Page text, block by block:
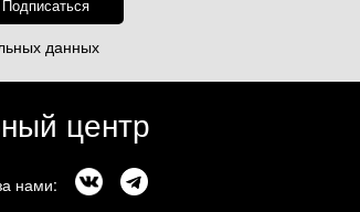
данных
центр
нами: